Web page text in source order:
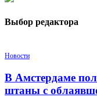
Выбор редактора
Новости
В Амстердаме
штаны с